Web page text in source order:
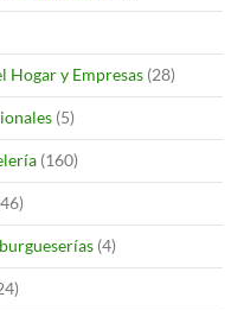
Hogar y Empresas (28)
(5)
(160)
(4)